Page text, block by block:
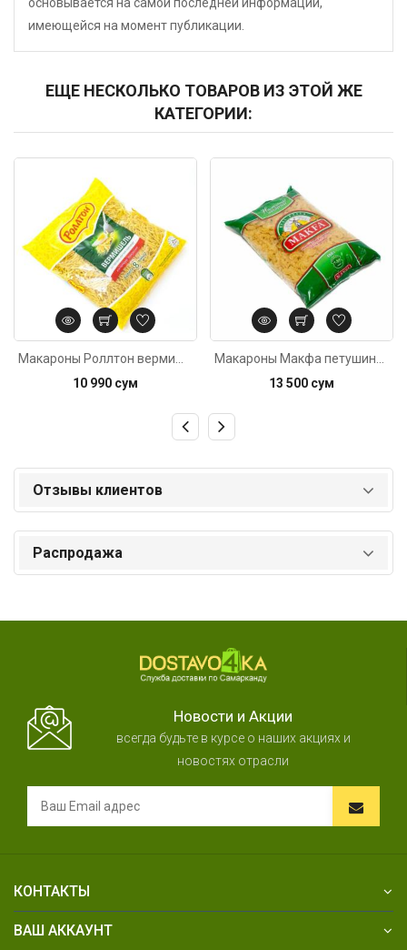
имеющейся на момент публикации.
ЕЩЕ НЕСКОЛЬКО ТОВАРОВ ИЗ ЭТОЙ ЖЕ
КАТЕГОРИИ:
10 990 сум
13 500 сум
Отзывы клиентов
Распродажа
Новости и Акции
всегда будьте в курсе о наших акциях и
новостях отрасли
КОНТАКТЫ
ВАШ АККАУНТ